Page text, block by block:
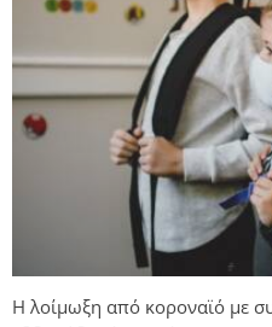
Η λοίμωξη από κοροναϊό με